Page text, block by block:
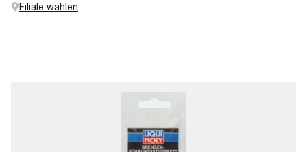
Filiale wählen